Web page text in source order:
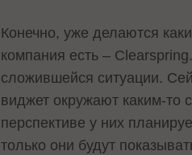
Конечно, уже делаются
компания есть – Clearspring
сложившейся ситуации.
виджет окружают каким-то
перспективе у них
только они будут